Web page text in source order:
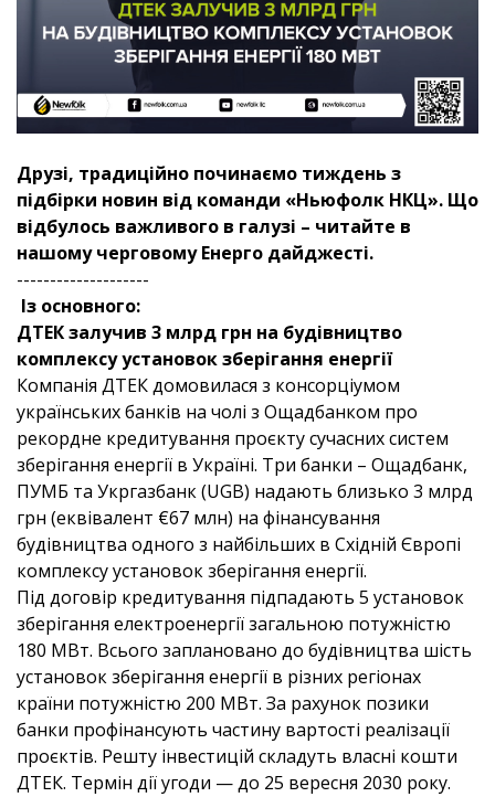
Друзі, традиційно починаємо тиждень з
підбірки новин від команди «Ньюфолк НКЦ». Що
відбулось важливого в галузі – читайте в
нашому черговому Енерго дайджесті.
--------------------
Із основного:
ДТЕК залучив 3 млрд грн на будівництво
комплексу установок зберігання енергії
Компанія ДТЕК домовилася з консорціумом
українських банків на чолі з Ощадбанком про
рекордне кредитування проєкту сучасних систем
зберігання енергії в Україні. Три банки – Ощадбанк,
ПУМБ та Укргазбанк (UGB) надають близько 3 млрд
грн (еквівалент €67 млн) на фінансування
будівництва одного з найбільших в Східній Європі
комплексу установок зберігання енергії.
Під договір кредитування підпадають 5 установок
зберігання електроенергії загальною потужністю
180 МВт. Всього заплановано до будівництва шість
установок зберігання енергії в різних регіонах
країни потужністю 200 МВт. За рахунок позики
банки профінансують частину вартості реалізації
проєктів. Решту інвестицій складуть власні кошти
ДТЕК. Термін дії угоди — до 25 вересня 2030 року.